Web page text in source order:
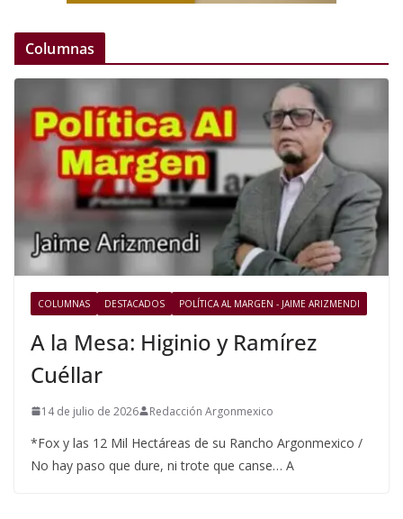
Columnas
COLUMNAS DESTACADOS POLÍTICA AL MARGEN - JAIME ARIZMENDI
A la Mesa: Higinio y Ramírez
Cuéllar
14 de julio de 2026 Redacción Argonmexico
*Fox y las 12 Mil Hectáreas de su Rancho Argonmexico /
No hay paso que dure, ni trote que canse… A